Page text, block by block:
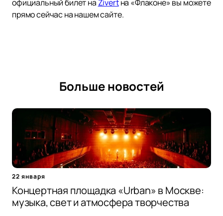
официальный билет на Zivertна «Флаконе» вы можете
прямо сейчас на нашем сайте.
Больше новостей
22 января
Концертная площадка «Urban» в Москве:
музыка, свет и атмосфера творчества